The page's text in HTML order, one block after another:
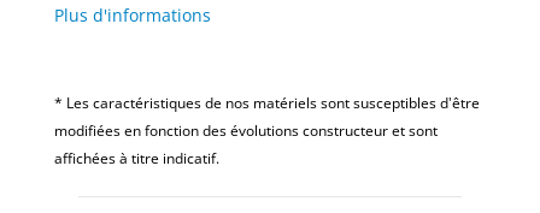
Plus d'informations
* Les caractéristiques de nos matériels sont susceptibles d'être
modifiées en fonction des évolutions constructeur et sont
affichées à titre indicatif.